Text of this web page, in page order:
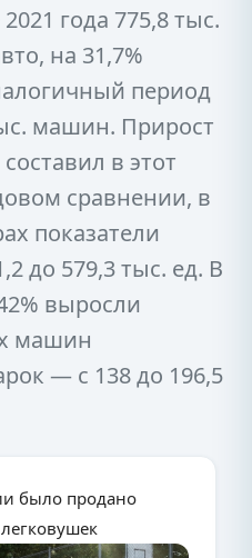
года 775,8 тыс.
на 31,7%
период
машин. Прирост
в этот
сравнении, в
показатели
до 579,3 тыс. ед. В
выросли
машин
— с 138 до 196,5
было продано